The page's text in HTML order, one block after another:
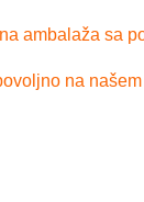
ambalaža sa
na